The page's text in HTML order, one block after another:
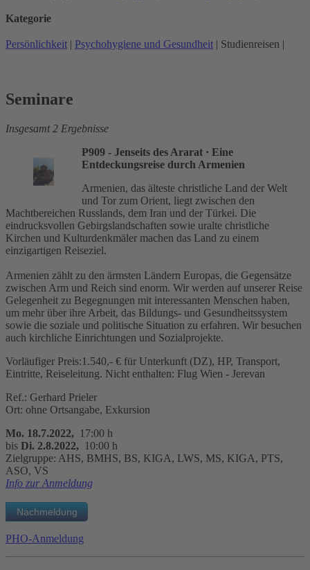
Kategorie
Persönlichkeit | Psychohygiene und Gesundheit | Studienreisen |
Seminare
Insgesamt 2 Ergebnisse
P909 - Jenseits des Ararat · Eine
Entdeckungsreise durch Armenien
Armenien, das älteste christliche Land der Welt
und Tor zum Orient, liegt zwischen den
Machtbereichen Russlands, dem Iran und der Türkei. Die
eindrucksvollen Gebirgslandschaften sowie uralte christliche
Kirchen und Kulturdenkmäler machen das Land zu einem
einzigartigen Reiseziel.
Armenien zählt zu den ärmsten Ländern Europas, die Gegensätze
zwischen Arm und Reich sind enorm. Wir werden auf unserer Reise
Gelegenheit zu Begegnungen mit interessanten Menschen haben,
um mehr über ihre Arbeit, das Bildungs- und Gesundheitssystem
sowie die soziale und politische Situation zu erfahren. Wir besuchen
auch kirchliche Einrichtungen und Sozialprojekte.
Vorläufiger Preis:1.540,- € für Unterkunft (DZ), HP, Transport,
Eintritte, Reiseleitung. Nicht enthalten: Flug Wien - Jerevan
Ref.: Gerhard Prieler
Ort: ohne Ortsangabe, Exkursion
Mo. 18.7.2022, 17:00 h
bis Di. 2.8.2022, 10:00 h
Zielgruppe: AHS, BMHS, BS, KIGA, LWS, MS, KIGA, PTS,
ASO, VS
Info zur Anmeldung
PHO-Anmeldung